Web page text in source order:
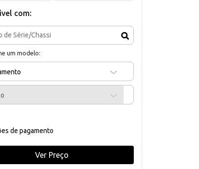
com:
um modelo:
de pagamento
Ver Preço